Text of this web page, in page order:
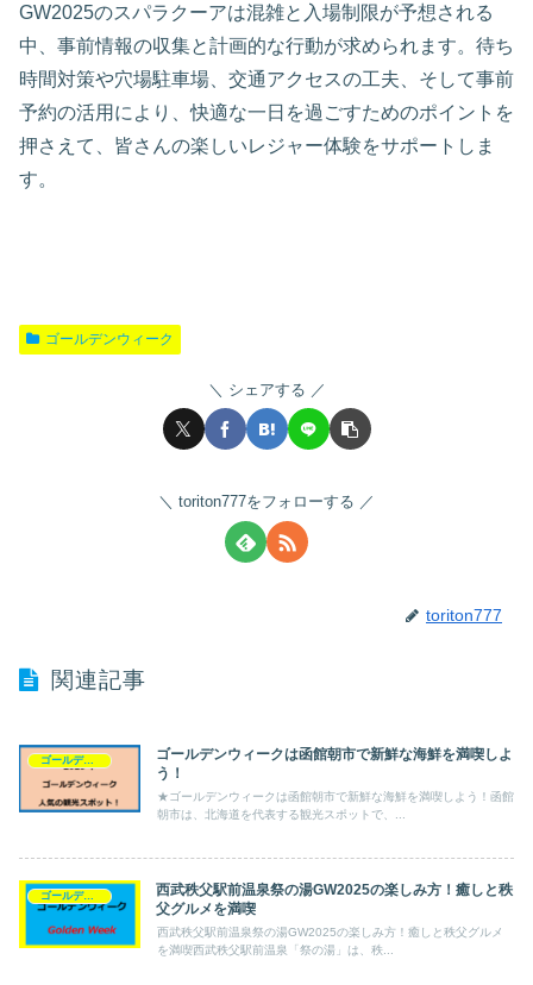
GW2025のスパラクーアは混雑と入場制限が予想される
中、事前情報の収集と計画的な行動が求められます。待ち
時間対策や穴場駐車場、交通アクセスの工夫、そして事前
予約の活用により、快適な一日を過ごすためのポイントを
押さえて、皆さんの楽しいレジャー体験をサポートしま
す。
ゴールデンウィーク
シェアする
toriton777をフォローする
toriton777
関連記事
ゴールデンウィーク
ゴールデンウィークは函館朝市で新鮮な海鮮を満喫しよ
う！
★ゴールデンウィークは函館朝市で新鮮な海鮮を満喫しよう！函館
朝市は、北海道を代表する観光スポットで、...
ゴールデンウィーク
西武秩父駅前温泉祭の湯GW2025の楽しみ方！癒しと秩
父グルメを満喫
西武秩父駅前温泉祭の湯GW2025の楽しみ方！癒しと秩父グルメ
を満喫西武秩父駅前温泉「祭の湯」は、秩...